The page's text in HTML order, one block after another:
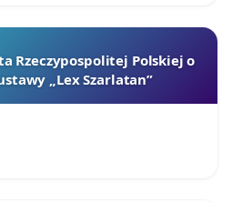
Rzeczypospolitej Polskiej o
„Lex Szarlatan”